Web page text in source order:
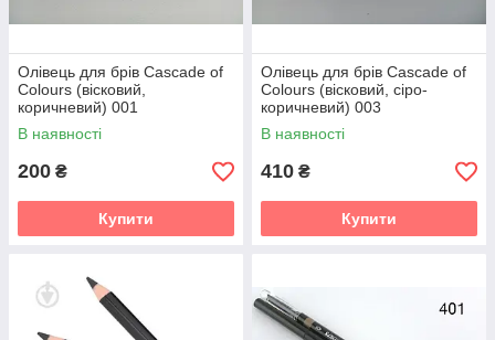
Олівець для брів Cascade of
Colours (вісковий,
коричневий) 001
В наявності
200 ₴
Купити
Олівець для брів Cascade of
Colours (вісковий, сіро-
коричневий) 003
В наявності
410 ₴
Купити